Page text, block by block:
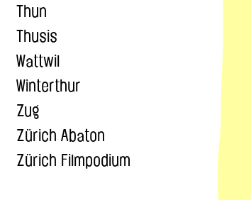
Thun
Thusis
Wattwil
Winterthur
Zug
Zürich Abaton
Zürich Filmpodium